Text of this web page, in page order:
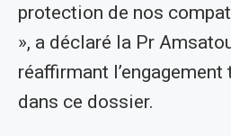
protection de nos
», a déclaré la Pr
réaffirmant
dans ce dossier.